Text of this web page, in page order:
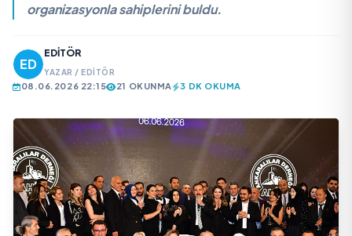
organizasyonla sahiplerini buldu.
EDITÖR
YAZAR / EDITÖR
08.06.2026 22:15 21 OKUNMA 3 DK OKUMA